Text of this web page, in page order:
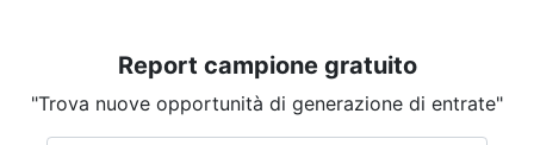
Report campione gratuito
"Trova nuove opportunità di generazione di entrate"